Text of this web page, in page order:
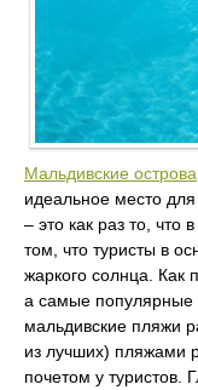
Мальдивские острова
идеальное место
– это как раз то, что
том, что туристы в
жаркого солнца. Как
а самые популярные
мальдивские пляжи
из лучших) пляжами
почетом у